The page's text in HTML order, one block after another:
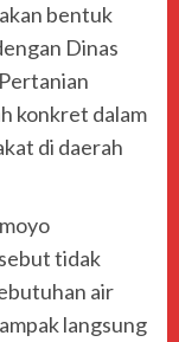
bentuk
Dinas
konkret dalam
di daerah
tidak
air
langsung